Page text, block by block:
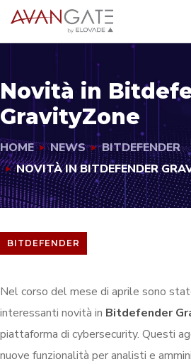
Novità in
GravityZone
HOME NEWS
BITDEFENDER
NOVITÀ IN BITDEFENDER
BITDEFENDER
Nel corso del mese di aprile sono
interessanti novità in Bitdefender
piattaforma di cybersecurity. Questi
nuove funzionalità per analisti e